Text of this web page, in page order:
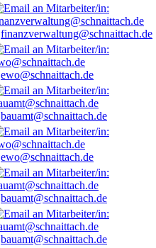
finanzverwaltung@schnaittach.de
ewo@schnaittach.de
bauamt@schnaittach.de
ewo@schnaittach.de
bauamt@schnaittach.de
bauamt@schnaittach.de